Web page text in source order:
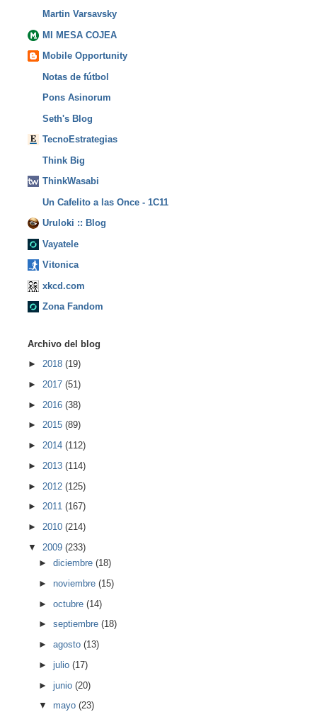
Martin Varsavsky
MI MESA COJEA
Mobile Opportunity
Notas de fútbol
Pons Asinorum
Seth's Blog
TecnoEstrategias
Think Big
ThinkWasabi
Un Cafelito a las Once - 1C11
Uruloki :: Blog
Vayatele
Vitonica
xkcd.com
Zona Fandom
Archivo del blog
► 2018 (19)
► 2017 (51)
► 2016 (38)
► 2015 (89)
► 2014 (112)
► 2013 (114)
► 2012 (125)
► 2011 (167)
► 2010 (214)
▼ 2009 (233)
►diciembre(18)
►noviembre(15)
►octubre(14)
►septiembre(18)
►agosto(13)
►julio(17)
►junio(20)
▼mayo(23)